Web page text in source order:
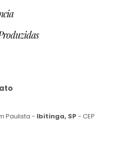
Paulista - Ibitinga, SP - CEP